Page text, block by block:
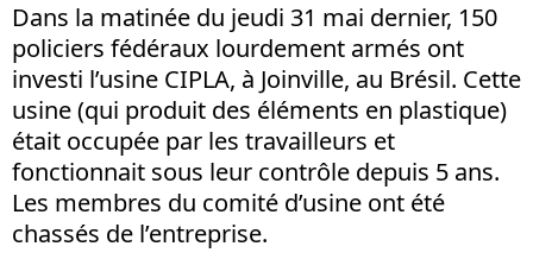
Dans la matinée du jeudi 31 mai dernier, 150
policiers fédéraux lourdement armés ont
investi l’usine CIPLA, à Joinville, au Brésil. Cette
usine (qui produit des éléments en plastique)
était occupée par les travailleurs et
fonctionnait sous leur contrôle depuis 5 ans.
Les membres du comité d’usine ont été
chassés de l’entreprise.